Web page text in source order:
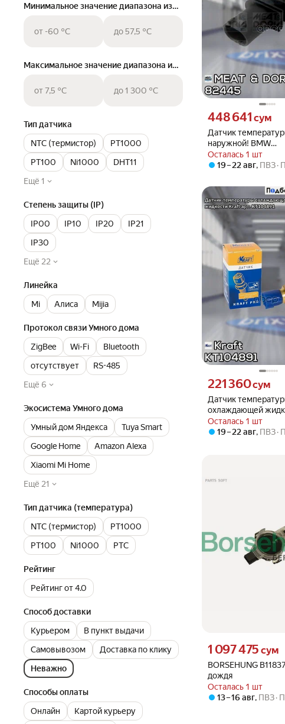
Минимальное значение диапазона измерения (температура), °C
от -60 °C до 57,5 °C
Максимальное значение диапазона измерения (температура), °C
от 7,5 °C до 1 300 °C
Тип датчика
NTC (термистор)
PT1000
PT100
Ni1000
DHT11
Ещё 1
Степень защиты (IP)
IP00
IP10 IP20
IP21
IP30
Ещё 22
Линейка
Mi
Алиса Mijia
Протокол связи Умного дома
ZigBee
Wi-Fi
Bluetooth
отсутствует
RS-485
Ещё 6
Экосистема Умного дома
Умный дом Яндекса
Tuya Smart
Google Home
Amazon Alexa
Xiaomi Mi Home
Ещё 21
Тип датчика (температура)
NTC (термистор)
PT1000
PT100
Ni1000 PTC
Рейтинг
Рейтинг от 4.0
Способ доставки
Курьером
В пункт выдачи
Самовывозом
Доставка по клику
Неважно
Способы оплаты
Онлайн
Картой курьеру
Датчик
наружной! BMW
E39/E46/E60/E61/
94> MEAT & DORIA
Осталась 1 шт
Цена 448641 сум вместо
448 641 сум
19 – 22 авг, ПВЗ
Датчик
охлаждающей
арт. KT 104891
Осталась 1 шт
Цена 221360 сум вместо
221 360сум
19 – 22 авг, ПВЗ
BORSEHUNG
дождя
Осталась 1 шт
Цена 1097475 сум
1 097 475 сум
13 – 16 авг, ПВЗ